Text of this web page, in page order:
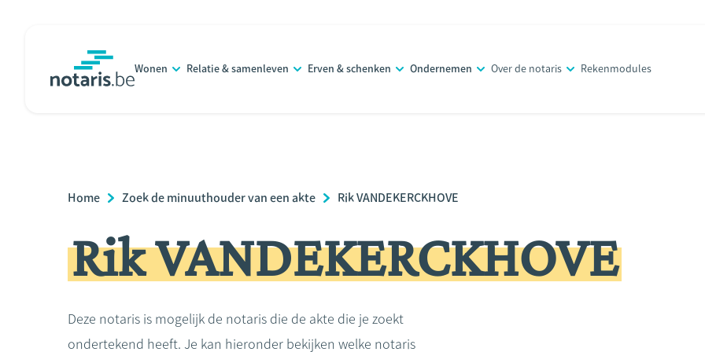
Wonen Relatie & samenleven Erven & schenken Ondernemen Over de notaris Rekenmodules
Breadcrumb
Home Zoek de minuuthouder van een akte Rik VANDEKERCKHOVE
Rik VANDEKERCKHOVE
Deze notaris is mogelijk de notaris die de akte die je zoekt
ondertekend heeft. Je kan hieronder bekijken welke notaris